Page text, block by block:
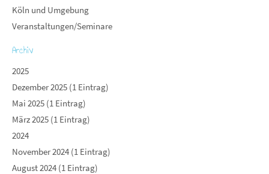
Köln und Umgebung
Veranstaltungen/Seminare
Archiv
2025
Dezember 2025 (1 Eintrag)
Mai 2025 (1 Eintrag)
März 2025 (1 Eintrag)
2024
November 2024 (1 Eintrag)
August 2024 (1 Eintrag)